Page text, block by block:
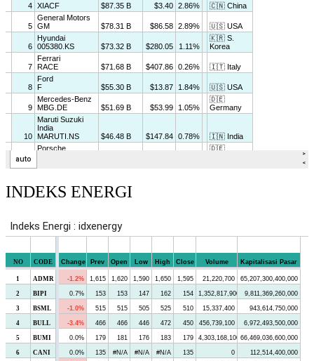
INDEKS ENERGI